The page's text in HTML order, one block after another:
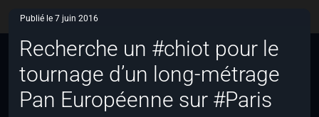
Publié le 7 juin 2016
Recherche un #chiot pour le
tournage d’un long-métrage
Pan Européenne sur #Paris